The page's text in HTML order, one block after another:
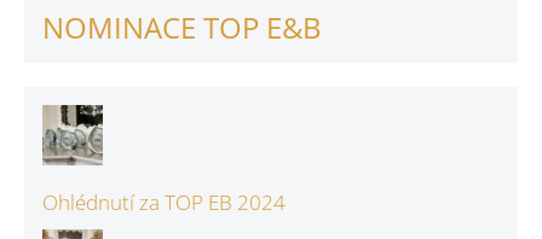
NOMINACE TOP E&B
Ohlédnutí za TOP EB 2024